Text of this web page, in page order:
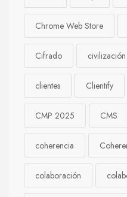
Chrome Web Store
Cifrado civilización
clientes Clientify
CMP 2025 CMS
coherencia
colaboración